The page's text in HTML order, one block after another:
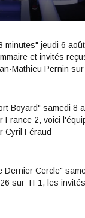
minutes" jeudi 6
et invités
Mathieu Pernin sur
Boyard" samedi 8
France 2, voici
Cyril Féraud
Dernier Cercle"
sur TF1, les